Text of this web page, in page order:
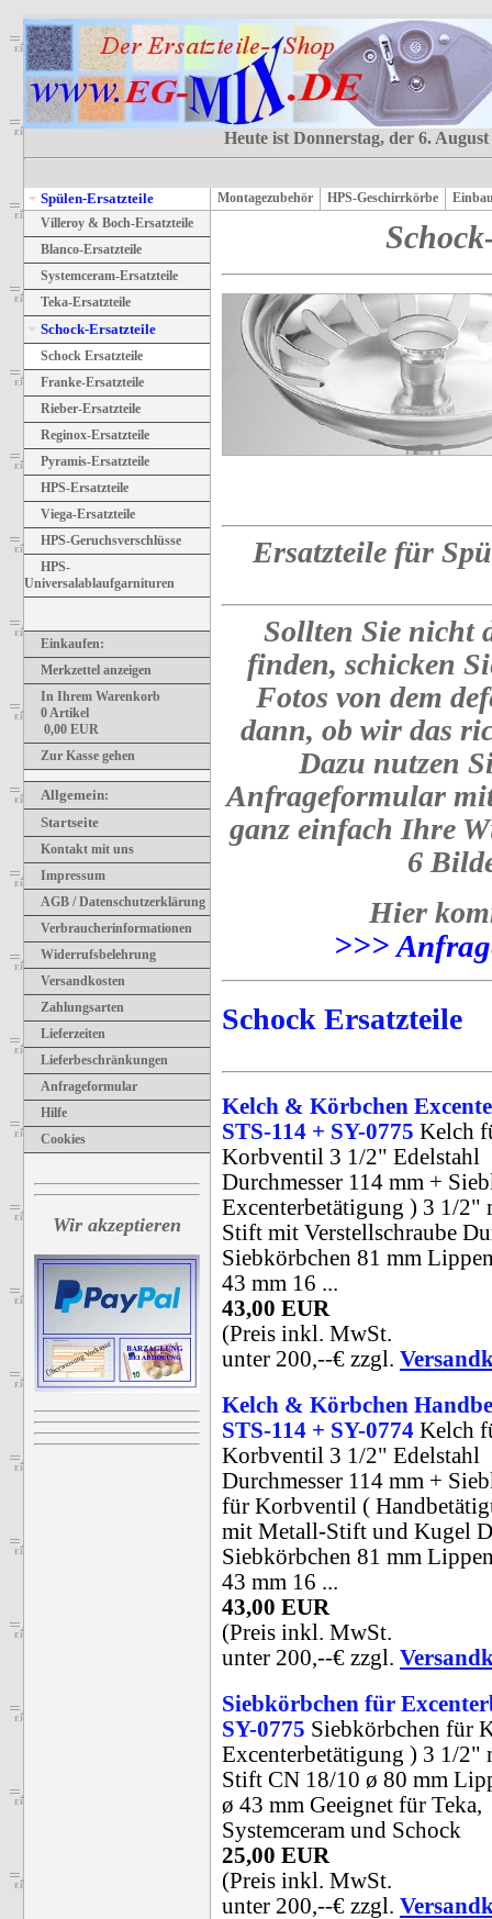
Heute ist Donnerstag, der 6.
Spülen-Ersatzteile Montagezubehör HPS-Geschirrkörbe
Villeroy & Boch-Ersatzteile
Blanco-Ersatzteile
Systemceram-Ersatzteile
Teka-Ersatzteile
Schock-Ersatzteile
Schock Ersatzteile
Franke-Ersatzteile
Rieber-Ersatzteile
Reginox-Ersatzteile
Pyramis-Ersatzteile
HPS-Ersatzteile
Viega-Ersatzteile
HPS-Geruchsverschlüsse
HPS-
Universalablaufgarnituren
Einkaufen:
Merkzettel anzeigen
In Ihrem Warenkorb
0Artikel
0,00 EUR
Zur Kasse gehen
Allgemein:
Startseite
Kontakt mit uns
Impressum
AGB / Datenschutzerklärung
Verbraucherinformationen
Widerrufsbelehrung
Versandkosten
Zahlungsarten
Lieferzeiten
Lieferbeschränkungen
Anfrageformular
Hilfe
Cookies
Wir akzeptieren
Ersatzteile für
Sollten Sie nicht
finden, schicken
Fotos von dem
dann, ob wir das
Dazu nutzen
Anfrageformular
ganz einfach Ihre
6
Hier
>>>
Schock Ersatzteile
Kelch & Körbchen
STS-114 + SY-0775 Kelch
Korbventil 3 1/2" Edelstahl
Durchmesser 114 mm +
Excenterbetätigung ) 3 1/2"
Stift mit Verstellschraube
Siebkörbchen 81 mm
43 mm 16 ...
43,00 EUR
(Preis inkl. MwSt.
unter 200,--€ zzgl.
Kelch & Körbchen
STS-114 + SY-0774 Kelch
Korbventil 3 1/2" Edelstahl
Durchmesser 114 mm +
für Korbventil (
mit Metall-Stift und Kugel
Siebkörbchen 81 mm
43 mm 16 ...
43,00 EUR
(Preis inkl. MwSt.
unter 200,--€ zzgl.
Siebkörbchen für
SY-0775 Siebkörbchen für
Excenterbetätigung ) 3 1/2"
Stift CN 18/10 ø 80 mm
ø 43 mm Geeignet für Teka,
Systemceram und Schock
25,00 EUR
(Preis inkl. MwSt.
unter 200,--€ zzgl.